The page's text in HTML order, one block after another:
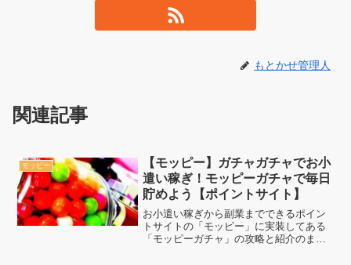
もとかせ管理人
関連記事
モッピー
【モッピー】ガチャガチャでお小
遣い稼ぎ！モッピーガチャで毎日
貯めよう【ポイントサイト】
お小遣い稼ぎから副業までできるポイン
トサイトの「モッピー」に実装してある
「モッピーガチャ」の攻略と紹介のまと